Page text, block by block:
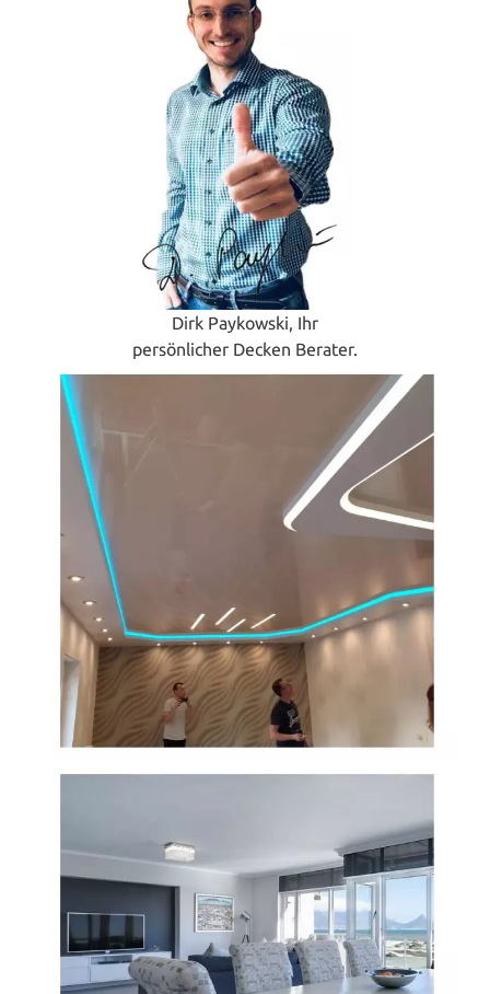
Dirk Paykowski, Ihr
persönlicher Decken Berater.